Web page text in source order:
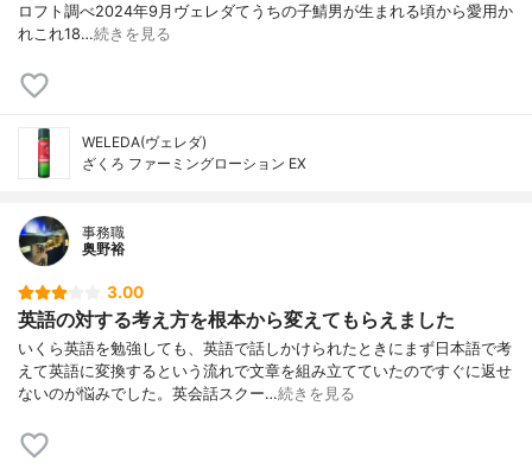
ロフト調べ2024年9月ヴェレダてうちの子鯖男が生まれる頃から愛用か
れこれ18…続きを見る
WELEDA(ヴェレダ)
ざくろ ファーミングローション EX
事務職
奥野裕
3.00
英語の対する考え方を根本から変えてもらえました
いくら英語を勉強しても、英語で話しかけられたときにまず日本語で考
えて英語に変換するという流れで文章を組み立てていたのですぐに返せ
ないのが悩みでした。英会話スクー…続きを見る